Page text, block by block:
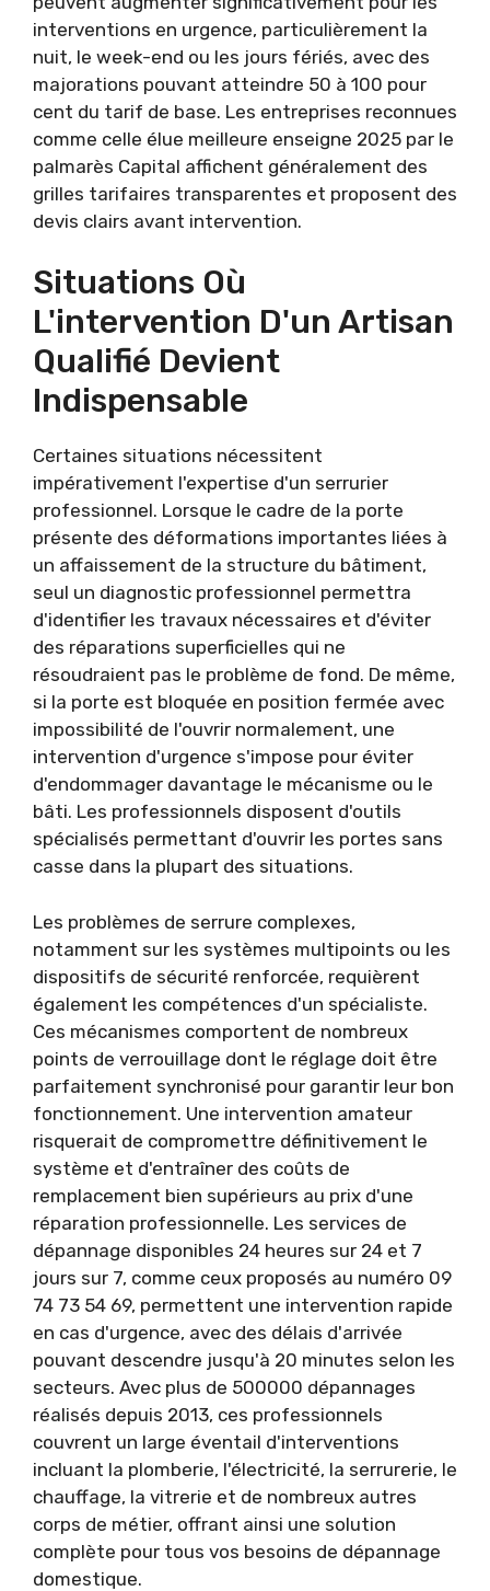
interventions en urgence, particulièrement la
nuit, le week-end ou les jours fériés, avec des
majorations pouvant atteindre 50 à 100 pour
cent du tarif de base. Les entreprises reconnues
comme celle élue meilleure enseigne 2025 par le
palmarès Capital affichent généralement des
grilles tarifaires transparentes et proposent des
devis clairs avant intervention.
Situations Où
L'intervention D'un Artisan
Qualifié Devient
Indispensable
Certaines situations nécessitent
impérativement l'expertise d'un serrurier
professionnel. Lorsque le cadre de la porte
présente des déformations importantes liées à
un affaissement de la structure du bâtiment,
seul un diagnostic professionnel permettra
d'identifier les travaux nécessaires et d'éviter
des réparations superficielles qui ne
résoudraient pas le problème de fond. De même,
si la porte est bloquée en position fermée avec
impossibilité de l'ouvrir normalement, une
intervention d'urgence s'impose pour éviter
d'endommager davantage le mécanisme ou le
bâti. Les professionnels disposent d'outils
spécialisés permettant d'ouvrir les portes sans
casse dans la plupart des situations.
Les problèmes de serrure complexes,
notamment sur les systèmes multipoints ou les
dispositifs de sécurité renforcée, requièrent
également les compétences d'un spécialiste.
Ces mécanismes comportent de nombreux
points de verrouillage dont le réglage doit être
parfaitement synchronisé pour garantir leur bon
fonctionnement. Une intervention amateur
risquerait de compromettre définitivement le
système et d'entraîner des coûts de
remplacement bien supérieurs au prix d'une
réparation professionnelle. Les services de
dépannage disponibles 24 heures sur 24 et 7
jours sur 7, comme ceux proposés au numéro 09
74 73 54 69, permettent une intervention rapide
en cas d'urgence, avec des délais d'arrivée
pouvant descendre jusqu'à 20 minutes selon les
secteurs. Avec plus de 500000 dépannages
réalisés depuis 2013, ces professionnels
couvrent un large éventail d'interventions
incluant la plomberie, l'électricité, la serrurerie, le
chauffage, la vitrerie et de nombreux autres
corps de métier, offrant ainsi une solution
complète pour tous vos besoins de dépannage
domestique.